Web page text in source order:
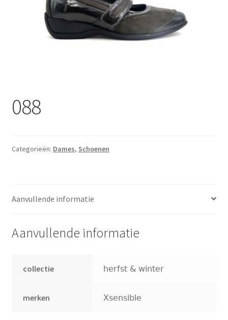
Pantoffles
Sandalen
Winkel
088
Categorieën: Dames, Schoenen
Aanvullende informatie
Aanvullende informatie
collectie herfst & winter
merken Xsensible